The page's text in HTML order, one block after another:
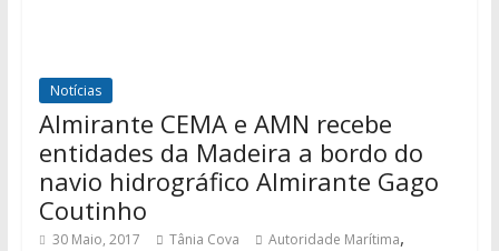
Notícias
Almirante CEMA e AMN recebe
entidades da Madeira a bordo do
navio hidrográfico Almirante Gago
Coutinho
30 Maio, 2017 Tânia Cova Autoridade Marítima,